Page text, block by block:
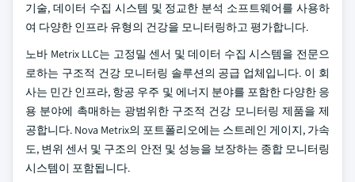
기술, 데이터 수집 시스템 및 정교한 분석 소프트웨어를 사용하
여 다양한 인프라 유형의 건강을 모니터링하고 평가합니다.
노바 Metrix LLC는 고정밀 센서 및 데이터 수집 시스템을 전문으
로하는 구조적 건강 모니터링 솔루션의 공급 업체입니다. 이 회
사는 민간 인프라, 항공 우주 및 에너지 분야를 포함한 다양한 응
용 분야에 촉매하는 광범위한 구조적 건강 모니터링 제품을 제
공합니다. Nova Metrix의 포트폴리오에는 스트레인 게이지, 가속
도, 변위 센서 및 구조의 안전 및 성능을 보장하는 종합 모니터링
시스템이 포함됩니다.